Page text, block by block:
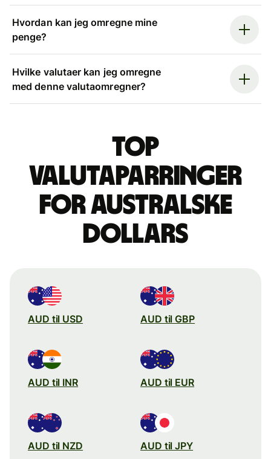
Hvordan kan jeg omregne mine
penge?
Hvilke valutaer kan jeg omregne
med denne valutaomregner?
Top
valutaparringer
for australske
dollars
AUD til USD AUD til GBP
AUD til INR AUD til EUR
AUD til NZD AUD til JPY